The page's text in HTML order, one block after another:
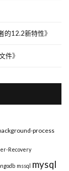
的12.2新特性》
件》
process
Recovery
mssql mysql